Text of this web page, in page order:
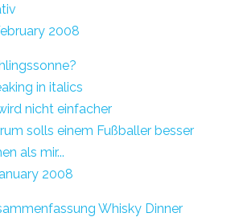
2008
in italics
nicht einfacher
solls einem Fußballer besser
als mir...
2008
Whisky Dinner